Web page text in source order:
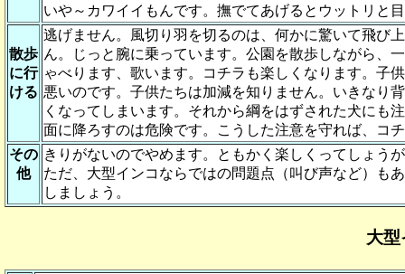
いや～カワイイもんです。撫でてあげるとウットリと
散歩
に行
ける
逃げません。風切り羽を切るのは、何かに驚いて飛び
ん。じっと腕に乗っています。公園を散歩しながら、
ゃべります、歌います。コチラも楽しくなります。子
悪いのです。子供たちは加減を知りません。いきなり
くなってしまいます。それから綱をはずされた犬にも
面に降ろすのは危険です。こうした注意を守れば、コ
その
他
きりがないのでやめます。ともかく楽しくってしょう
ただ、大型インコならではの問題点（叫び声など）も
しましょう。
大型